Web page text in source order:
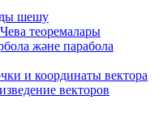
шешу
теоремалары
және парабола
и координаты вектора
векторов